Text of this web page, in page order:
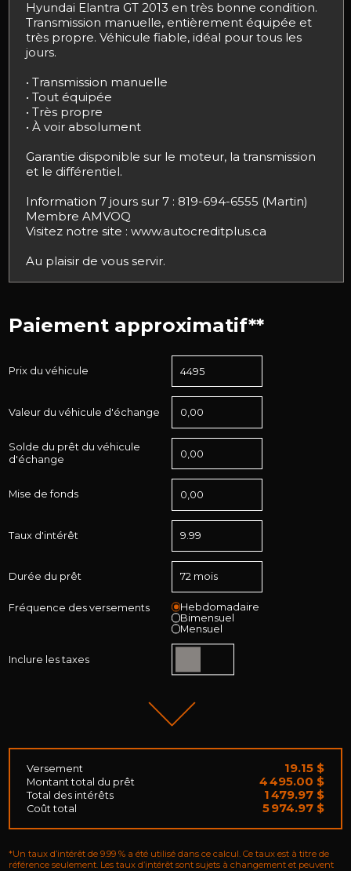
Hyundai Elantra GT 2013 en très bonne condition.
Transmission manuelle, entièrement équipée et
très propre. Véhicule fiable, idéal pour tous les
jours.
• Transmission manuelle
• Tout équipée
• Très propre
• À voir absolument
Garantie disponible sur le moteur, la transmission
et le différentiel.
Information 7 jours sur 7 : 819-694-6555 (Martin)
Membre AMVOQ
Visitez notre site : www.autocreditplus.ca
Au plaisir de vous servir.
Paiement approximatif**
Prix du véhicule
Valeur du véhicule d'échange
Solde du prêt du véhicule
d'échange
Mise de fonds
Taux d'intérêt
Durée du prêt
Fréquence des versements
Hebdomadaire
Bimensuel
Mensuel
Inclure les taxes
Versement 19.15 $
Montant total du prêt 4 495.00 $
Total des intérêts 1 479.97 $
Coût total 5 974.97 $
*Un taux d’intérêt de 9.99 % a été utilisé dans ce calcul. Ce taux est à titre de
référence seulement. Les taux d’intérêt sont sujets à changement et peuvent